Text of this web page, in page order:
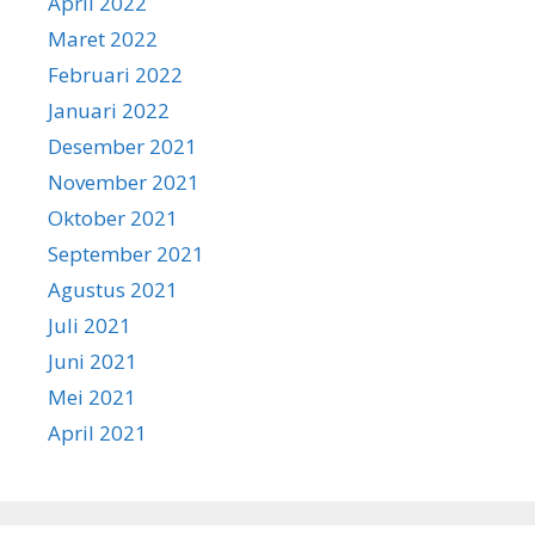
Maret 2022
Februari 2022
Januari 2022
Desember 2021
November 2021
Oktober 2021
September 2021
Agustus 2021
Juli 2021
Juni 2021
Mei 2021
April 2021